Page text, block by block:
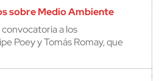
sobre Medio Ambiente
a los
Poey y Tomás Romay, que